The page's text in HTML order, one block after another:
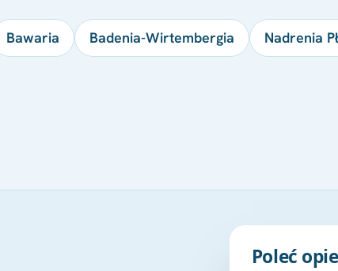
Bawaria Badenia-Wirtembergia Nadrenia
Poleć